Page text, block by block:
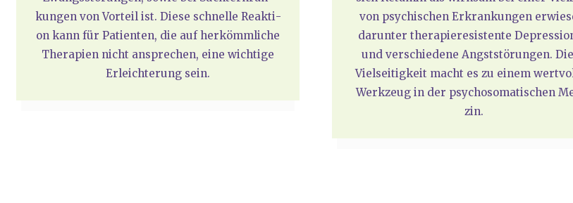
kun­gen von Vor­teil ist. Die­se schnel­le Reak­ti­
on kann für Pati­en­ten, die auf her­kömm­li­che
The­ra­pien nicht anspre­chen, eine wich­ti­ge
Erleich­te­rung sein.
von psy­chi­schen Erkran­kun­gen
dar­un­ter the­ra­pie­re­sis­ten­te
und ver­schie­de­ne Angst­stö­run­gen.
Viel­sei­tig­keit macht es zu einem
Werk­zeug in der psy­cho­so­ma­ti­schen
zin.